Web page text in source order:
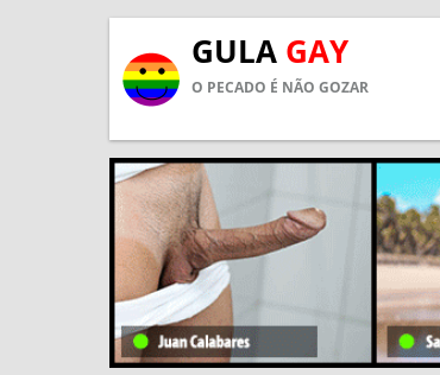
GULA GAY
O PECADO É NÃO GOZAR